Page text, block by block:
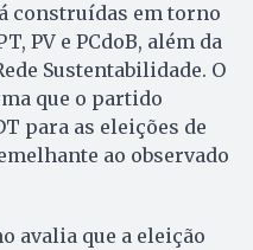
construídas em torno
PV e PCdoB, além da
Sustentabilidade. O
que o partido
para as eleições de
ao observado
avalia que a eleição